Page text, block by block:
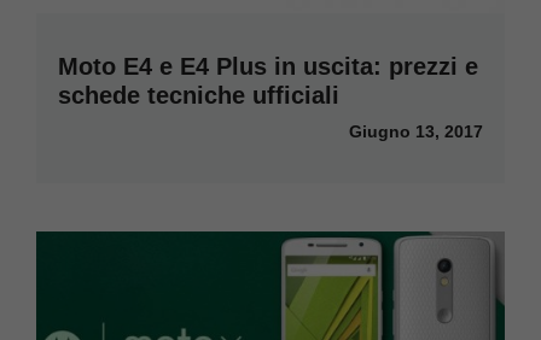
Moto E4 e E4 Plus in uscita: prezzi e
schede tecniche ufficiali
Giugno 13, 2017